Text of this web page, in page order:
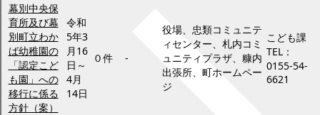
幕別中央保
育所及び幕
別町立わか
ば幼稚園の
「認定こど
も園」への
移行に係る
方針（案）
令和
5年3
月16
日～
4月
14日
０件 -
役場、忠類コミュニテ
ィセンター、札内コミ
ュニティプラザ、糠内
出張所、町ホームペー
ジ
こども課
TEL：
0155-54-
6621